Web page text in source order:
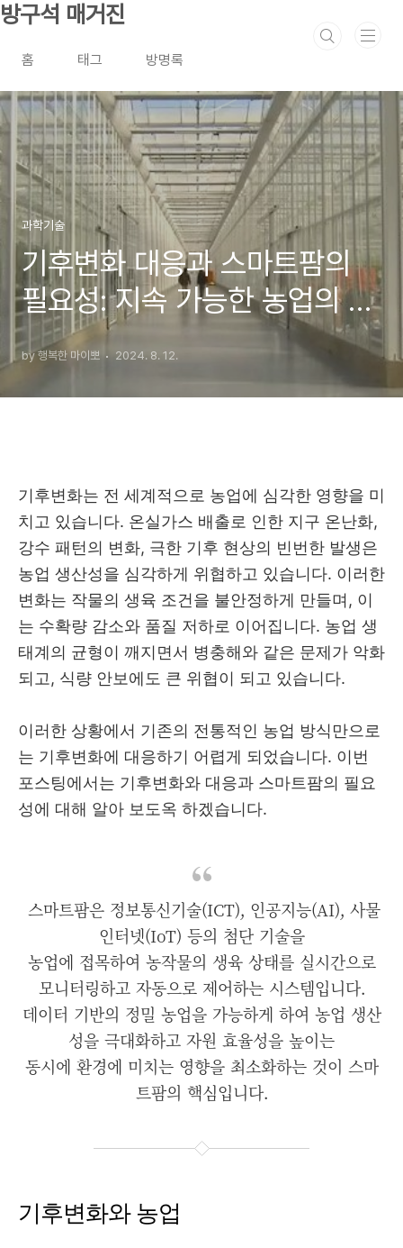
본문 바로가기
방구석 매거진
홈 태그 방명록
과학기술
기후변화 대응과 스마트팜의
필요성: 지속 가능한 농업의 필
수 전략 기후변화와 농업의 위
기
by 행복한 마이뽀 2024. 8. 12.
기후변화는 전 세계적으로 농업에 심각한 영향을 미
치고 있습니다. 온실가스 배출로 인한 지구 온난화,
강수 패턴의 변화, 극한 기후 현상의 빈번한 발생은
농업 생산성을 심각하게 위협하고 있습니다. 이러한
변화는 작물의 생육 조건을 불안정하게 만들며, 이
는 수확량 감소와 품질 저하로 이어집니다. 농업 생
태계의 균형이 깨지면서 병충해와 같은 문제가 악화
되고, 식량 안보에도 큰 위협이 되고 있습니다.
이러한 상황에서 기존의 전통적인 농업 방식만으로
는 기후변화에 대응하기 어렵게 되었습니다. 이번
포스팅에서는 기후변화와 대응과 스마트팜의 필요
성에 대해 알아 보도옥 하겠습니다.
스마트팜은 정보통신기술(ICT), 인공지능(AI), 사물
인터넷(IoT) 등의 첨단 기술을
농업에 접목하여 농작물의 생육 상태를 실시간으로
모니터링하고 자동으로 제어하는 시스템입니다.
데이터 기반의 정밀 농업을 가능하게 하여 농업 생산
성을 극대화하고 자원 효율성을 높이는
동시에 환경에 미치는 영향을 최소화하는 것이 스마
트팜의 핵심입니다.
기후변화와 농업